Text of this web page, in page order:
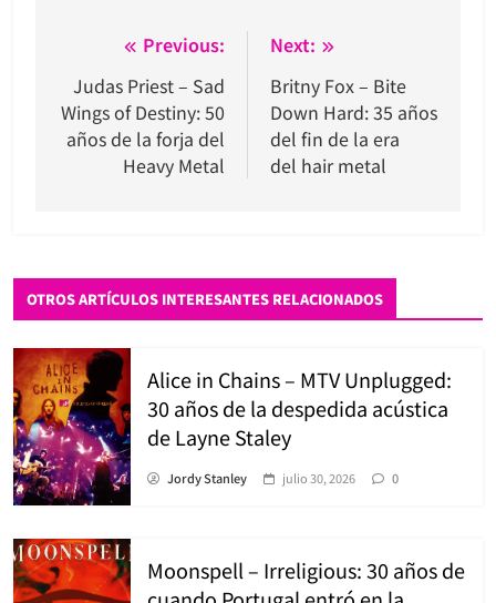
Navegación
de
entradas
Previous:
Judas Priest – Sad
Wings of Destiny: 50
años de la forja del
Heavy Metal
Next:
Britny Fox – Bite
Down Hard: 35 años
del fin de la era
del hair metal
OTROS ARTÍCULOS INTERESANTES RELACIONADOS
Alice in Chains – MTV Unplugged:
30 años de la despedida acústica
de Layne Staley
Jordy Stanley julio 30, 2026 0
Moonspell – Irreligious: 30 años de